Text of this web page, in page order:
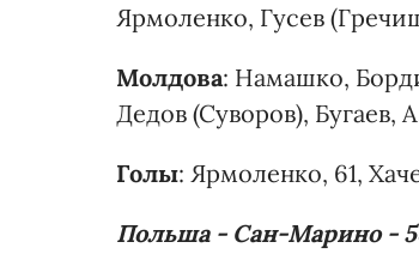
Ярмоленко, Гусев
Молдова: Намашко,
Дедов (Суворов),
Голы: Ярмоленко, 61,
Польша - Сан-Марино -